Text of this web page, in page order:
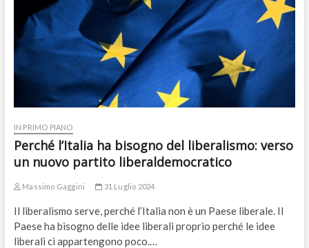
IN PRIMO PIANO
Perché l’Italia ha bisogno del liberalismo: verso
un nuovo partito liberaldemocratico
Massimo Gaggini 31 Luglio 2024
Il liberalismo serve, perché l’Italia non è un Paese liberale. Il
Paese ha bisogno delle idee liberali proprio perché le idee
liberali ci appartengono poco.…